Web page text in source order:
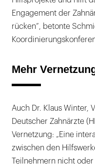
Engagement der
rücken“, betonte
Mehr
Auch Dr. Klaus Winter,
Deutscher Zahnärzte
Vernetzung: „Eine
zwischen den
Teilnehmern nicht